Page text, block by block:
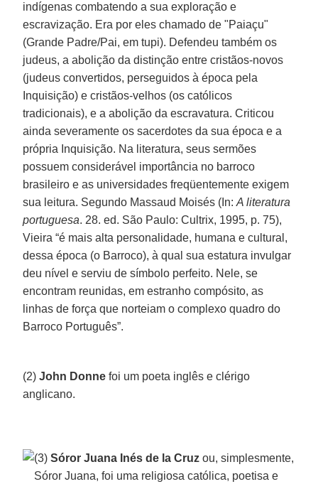
indígenas combatendo a sua exploração e
escravização. Era por eles chamado de "Paiaçu"
(Grande Padre/Pai, em tupi). Defendeu também os
judeus, a abolição da distinção entre cristãos-novos
(judeus convertidos, perseguidos à época pela
Inquisição) e cristãos-velhos (os católicos
tradicionais), e a abolição da escravatura. Criticou
ainda severamente os sacerdotes da sua época e a
própria Inquisição. Na literatura, seus sermões
possuem considerável importância no barroco
brasileiro e as universidades freqüentemente exigem
sua leitura. Segundo Massaud Moisés (In:A literatura
portuguesa. 28. ed. São Paulo: Cultrix, 1995, p. 75),
Vieira “é mais alta personalidade, humana e cultural,
dessa época (o Barroco), à qual sua estatura invulgar
deu nível e serviu de símbolo perfeito. Nele, se
encontram reunidas, em estranho compósito, as
linhas de força que norteiam o complexo quadro do
Barroco Português”.
(2)John Donne foi um poeta inglês e clérigo
anglicano.
(3)Sóror Juana Inés de la Cruzou, simplesmente,
Sóror Juana, foi uma religiosa católica, poetisa e